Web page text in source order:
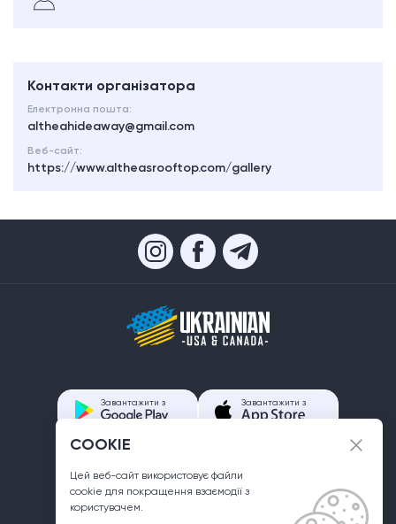
Контакти організатора
Електронна пошта:
altheahideaway@gmail.com
Веб-сайт:
https://www.altheasrooftop.com/gallery
Завантажити з Завантажити з
info@ukrainian.us
COOKIE
Цей веб-сайт використовує файли
сookie для покращення взаємодії з
користувачем.